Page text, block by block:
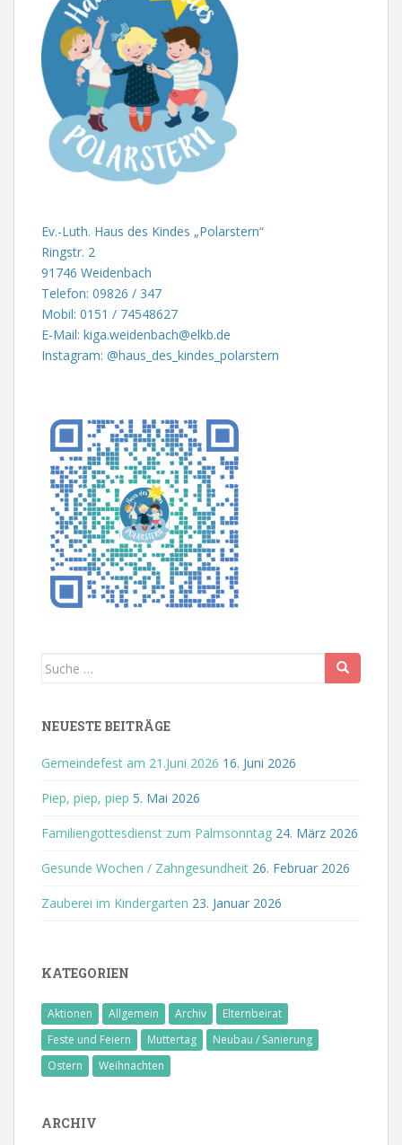
Ev.-Luth. Haus des Kindes „Polarstern“
Ringstr. 2
91746 Weidenbach
Telefon: 09826 / 347
Mobil: 0151 / 74548627
E-Mail: kiga.weidenbach@elkb.de
Instagram: @haus_des_kindes_polarstern
Suche
NEUESTE BEITRÄGE
Gemeindefest am 21.Juni 2026 16. Juni 2026
Piep, piep, piep 5. Mai 2026
Familiengottesdienst zum Palmsonntag 24. März 2026
Gesunde Wochen / Zahngesundheit 26. Februar 2026
Zauberei im Kindergarten 23. Januar 2026
KATEGORIEN
Aktionen Allgemein Archiv
Elternbeirat
Feste und Feiern
Muttertag
Neubau / Sanierung
Ostern
Weihnachten
ARCHIV